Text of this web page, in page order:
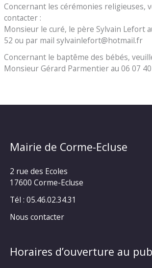
Concernant les cérémonies religieuses,
contacter :
Monsieur le curé, le père Sylvain Lefort
52 ou par mail sylvainlefort@hotmail.fr
Concernant le baptême des bébés,
Monsieur Gérard Parmentier au 06 07
Mairie de Corme-Ecluse
2 rue des Ecoles
17600 Corme-Ecluse
Tél : 05.46.02.34.31
Nous contacter
Horaires d’ouverture au